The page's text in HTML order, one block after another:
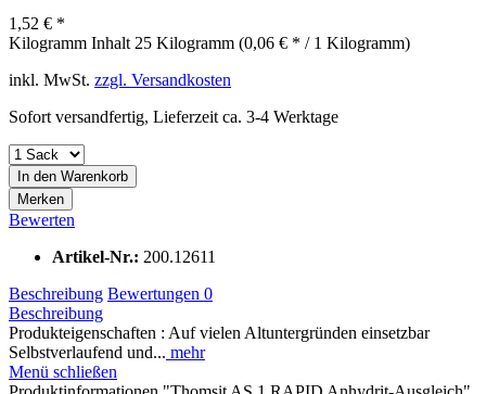
1,52 € *
Kilogramm Inhalt 25 Kilogramm (0,06 € * / 1 Kilogramm)
inkl. MwSt. zzgl. Versandkosten
Sofort versandfertig, Lieferzeit ca. 3-4 Werktage
In den Warenkorb
Merken
Bewerten
Artikel-Nr.: 200.12611
Beschreibung Bewertungen 0
Beschreibung
Produkteigenschaften : Auf vielen Altuntergründen einsetzbar
Selbstverlaufend und... mehr
Menü schließen